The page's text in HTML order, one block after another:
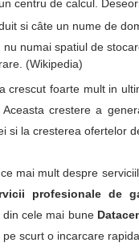
centru de calcul.
si câte un nume de
numai spatiul de
(Wikipedia)
crescut foarte mult in
crestere a
si la cresterea ofertelor
mai mult despre
profesionale de
din cele mai bune
scurt o incarcare